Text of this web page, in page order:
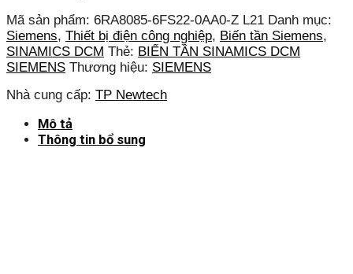
Mã sản phẩm: 6RA8085-6FS22-0AA0-Z L21 Danh mục:
Siemens, Thiết bị điện công nghiệp, Biến tần Siemens,
SINAMICS DCM Thẻ: BIẾN TẦN SINAMICS DCM
SIEMENS Thương hiệu: SIEMENS
Nhà cung cấp: TP Newtech
Mô tả
Thông tin bổ sung